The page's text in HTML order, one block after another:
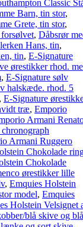
Classic
Barn, tin stor,
Grete, tin stor,
forsølvet, Dåbsrør
Hans, tin,
tin, E-Signature
ørestikker rhod.
, E-Signature sølv
halskæde. rhod. 5
, E-Signature
træ, Emporio
Armani
Armani Ruggero
Chokolade
Chokolade
ørestikker lille
, Emquies Holstein
model, Emquies
Holstein Velsignet
blå skive og blå